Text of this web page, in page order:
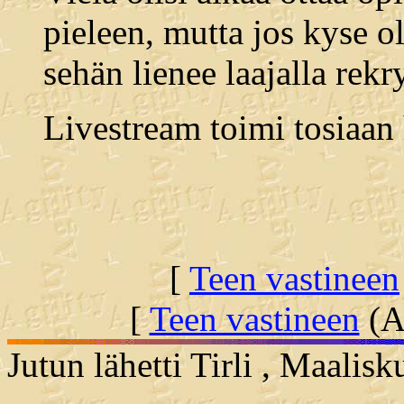
pieleen, mutta jos kyse
sehän lienee laajalla
Livestream toimi
[ Teen vastineen
[Teen vastineen
Jutun lähetti Tirli ,